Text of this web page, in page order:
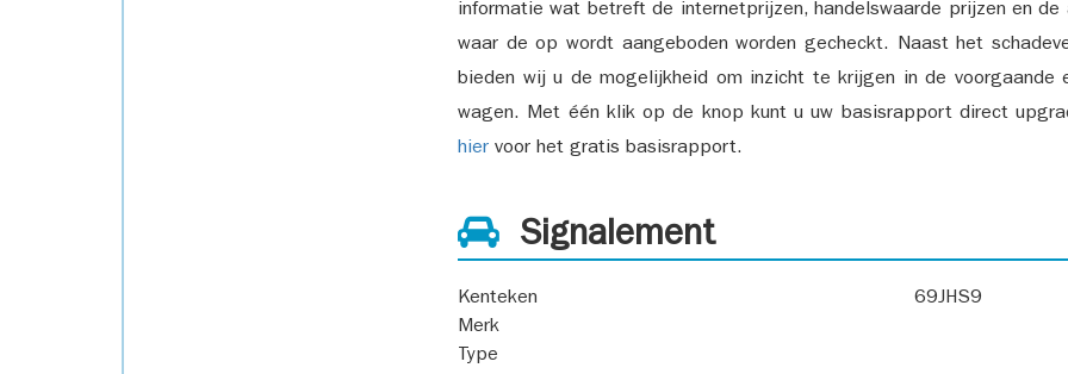
informatie wat betreft de internetprijzen, handelswaarde prijzen en
waar de op wordt aangeboden worden gecheckt. Naast het
bieden wij u de mogelijkheid om inzicht te krijgen in de voorgaande
wagen. Met één klik op de knop kunt u uw basisrapport direct
hier voor het gratis basisrapport.
Signalement
Kenteken
69JHS9
Merk
Type